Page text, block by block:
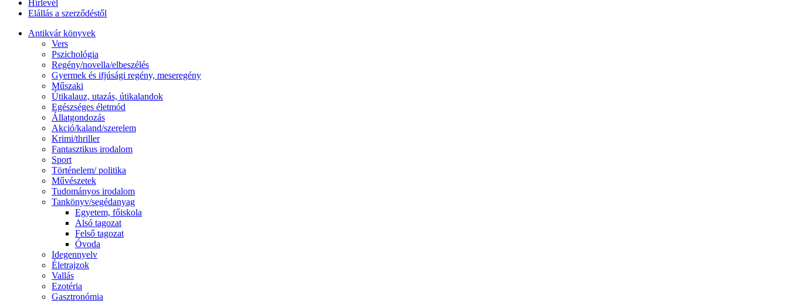
Hírlevél
Elállás a szerződéstől
Antikvár könyvek
Vers
Pszichológia
Regény/novella/elbeszélés
Gyermek és ifjúsági regény, meseregény
Műszaki
Útikalauz, utazás, útikalandok
Egészséges életmód
Állatgondozás
Akció/kaland/szerelem
Krimi/thriller
Fantasztikus irodalom
Sport
Történelem/ politika
Művészetek
Tudományos irodalom
Tankönyv/segédanyag
Egyetem, főiskola
Alsó tagozat
Felső tagozat
Óvoda
Idegennyelv
Életrajzok
Vallás
Ezotéria
Gasztronómia